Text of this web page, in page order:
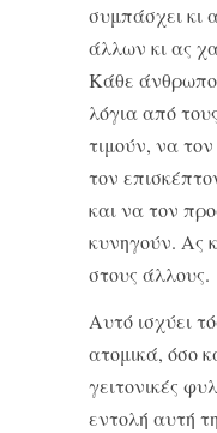
συμπάσχει κι
άλλων κι ας
Κάθε
λόγια από
τιμούν, να
τον
και να τον
κυνηγούν. Ας
στους άλλους.
Αυτό ισχύει
ατομικά, όσο
γειτονικές
εντολή αυτή